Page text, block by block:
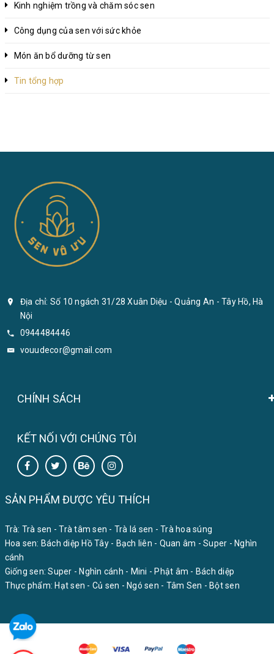
Kinh nghiệm trồng và chăm sóc sen
Công dụng của sen với sức khỏe
Món ăn bổ dưỡng từ sen
Tin tổng hợp
Địa chỉ: Số 10 ngách 31/28 Xuân Diệu - Quảng An - Tây Hồ, Hà
Nội
0944484446
vouudecor@gmail.com
CHÍNH SÁCH
KẾT NỐI VỚI CHÚNG TÔI
SẢN PHẨM ĐƯỢC YÊU THÍCH
Trà: Trà sen - Trà tâm sen - Trà lá sen - Trà hoa súng
Hoa sen: Bách diệp Hồ Tây- Bạch liên - Quan âm - Super - Nghìn
cánh
Giống sen: Super - Nghìn cánh - Mini - Phật âm - Bách diệp
Thực phẩm: Hạt sen - Củ sen - Ngó sen - Tâm Sen - Bột sen